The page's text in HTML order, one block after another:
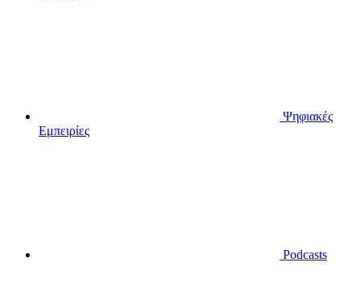
Ψηφιακές
Εμπειρίες
Podcasts